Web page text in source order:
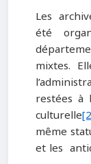
Les
été
mixtes.
restées
culturelle
même
et les